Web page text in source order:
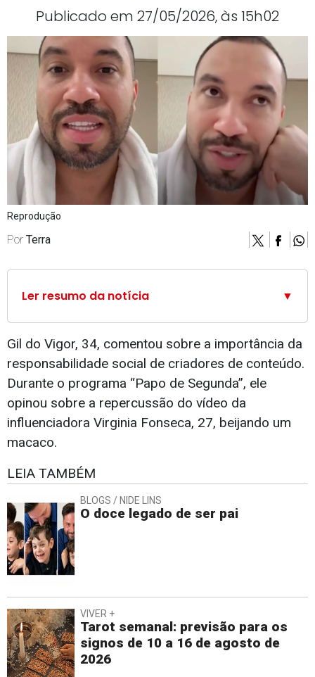
Publicado em 27/05/2026, às 15h02
Reprodução
Por Terra
Ler resumo da notícia ▼
Gil do Vigor, 34, comentou sobre a importância da
responsabilidade social de criadores de conteúdo.
Durante o programa “Papo de Segunda”, ele
opinou sobre a repercussão do vídeo da
influenciadora Virginia Fonseca, 27, beijando um
macaco.
LEIA TAMBÉM
BLOGS / NIDE LINS
O doce legado de ser pai
VIVER +
Tarot semanal: previsão para os
signos de 10 a 16 de agosto de
2026